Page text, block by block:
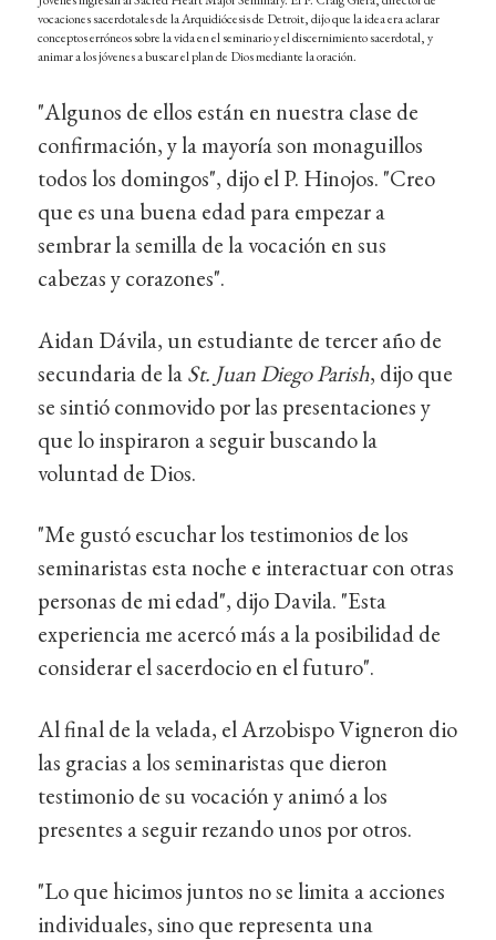
vocaciones sacerdotales de la Arquidiócesis de Detroit, dijo que la idea era aclarar
conceptos erróneos sobre la vida en el seminario y el discernimiento sacerdotal, y
animar a los jóvenes a buscar el plan de Dios mediante la oración.
"Algunos de ellos están en nuestra clase de
confirmación, y la mayoría son monaguillos
todos los domingos", dijo el P. Hinojos. "Creo
que es una buena edad para empezar a
sembrar la semilla de la vocación en sus
cabezas y corazones".
Aidan Dávila, un estudiante de tercer año de
secundaria de laSt. Juan Diego Parish, dijo que
se sintió conmovido por las presentaciones y
que lo inspiraron a seguir buscando la
voluntad de Dios.
"Me gustó escuchar los testimonios de los
seminaristas esta noche e interactuar con otras
personas de mi edad", dijo Davila. "Esta
experiencia me acercó más a la posibilidad de
considerar el sacerdocio en el futuro".
Al final de la velada, el Arzobispo Vigneron dio
las gracias a los seminaristas que dieron
testimonio de su vocación y animó a los
presentes a seguir rezando unos por otros.
"Lo que hicimos juntos no se limita a acciones
individuales, sino que representa una